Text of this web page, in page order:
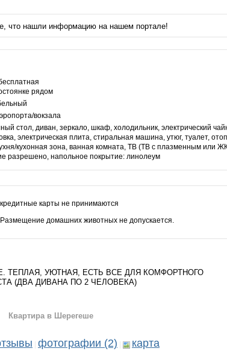
что нашли информацию на нашем портале!
рядом
вокзала
стол, диван, зеркало, шкаф, холодильник, электрический
электрическая плита, стиральная машина, утюг, туалет,
кухонная зона, ванная комната, ТВ (ТВ с плазменным или
разрешено, напольное покрытие: линолеум
кредитные карты не принимаются
Размещение домашних животных не допускается.
ТЕПЛАЯ, УЮТНАЯ, ЕСТЬ ВСЕ ДЛЯ КОМФОРТНОГО
(ДВА ДИВАНА ПО 2 ЧЕЛОВЕКА)
Квартира в Шерегеше
фотографии (2) карта